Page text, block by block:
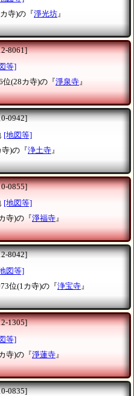
寺)の『淨光坊』
8061]
等]
位(28カ寺)の『淨泉寺』
0942]
[地図等]
)の『浄土寺 』
0855]
[地図等]
寺)の『淨福寺 』
8042]
図等]
位(1カ寺)の『浄宝寺』
1305]
等]
寺)の『淨蓮寺 』
0835]